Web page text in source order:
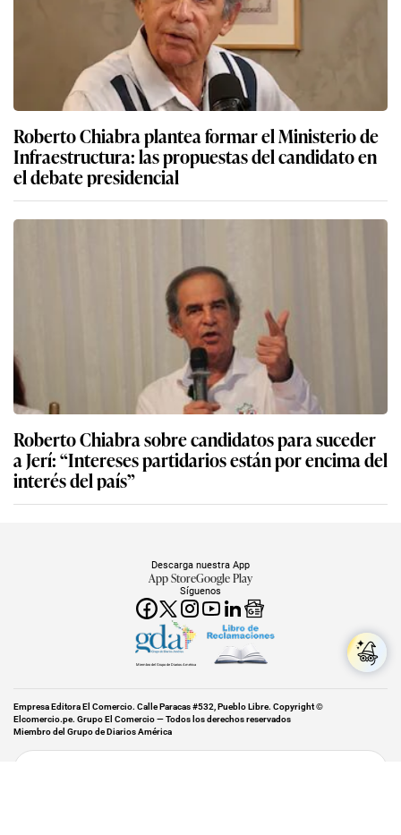
Roberto Chiabra plantea formar el Ministerio de
Infraestructura: las propuestas del candidato en
el debate presidencial
Roberto Chiabra sobre candidatos para suceder
a Jerí: “Intereses partidarios están por encima del
interés del país”
Síguenos
Descarga nuestra App
App StoreGoogle Play
Miembro del Grupo de Diarios América
Empresa Editora El Comercio. Calle Paracas #532, Pueblo Libre. Copyright ©
Elcomercio.pe. Grupo El Comercio — Todos los derechos reservados
Miembro del Grupo de Diarios América